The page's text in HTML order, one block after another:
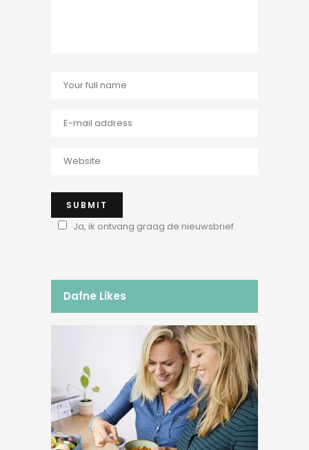
Ja, ik ontvang graag de nieuwsbrief.
Dafne Likes